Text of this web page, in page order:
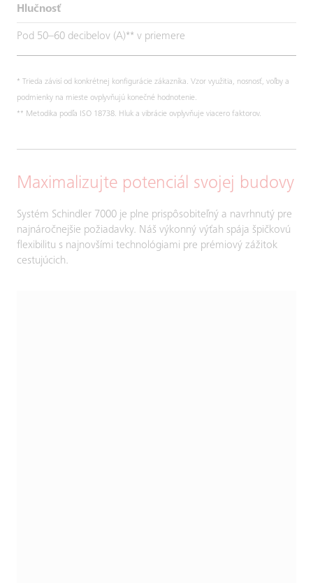
Hlučnosť
Pod 50–60 decibelov (A)** v priemere
* Trieda závisí od konkrétnej konfigurácie zákazníka. Vzor využitia, nosnosť, voľby a
podmienky na mieste ovplyvňujú konečné hodnotenie.
** Metodika podľa ISO 18738. Hluk a vibrácie ovplyvňuje viacero faktorov.
Maximalizujte potenciál svojej budovy
Systém Schindler 7000 je plne prispôsobiteľný a navrhnutý pre
najnáročnejšie požiadavky. Náš výkonný výťah spája špičkovú
flexibilitu s najnovšími technológiami pre prémiový zážitok
cestujúcich.